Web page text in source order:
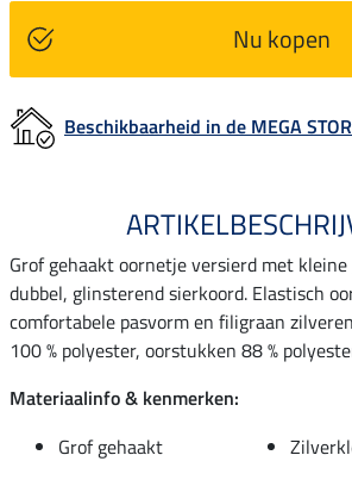
Nu kopen
Beschikbaarheid in de MEGA
Grof gehaakt oornetje versierd met
dubbel, glinsterend sierkoord. Elastisch
comfortabele pasvorm en filigraan
100 % polyester, oorstukken 88 %
Materiaalinfo & kenmerken:
Grof gehaakt